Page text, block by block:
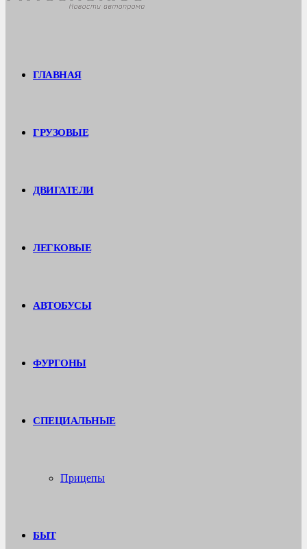
ГЛАВНАЯ
ГРУЗОВЫЕ
ДВИГАТЕЛИ
ЛЕГКОВЫЕ
АВТОБУСЫ
ФУРГОНЫ
СПЕЦИАЛЬНЫЕ
Прицепы
БЫТ